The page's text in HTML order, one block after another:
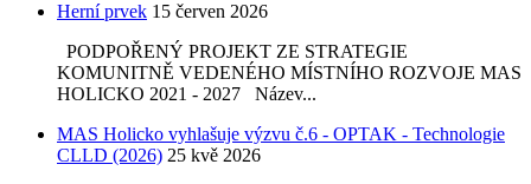
Herní prvek 15 červen 2026
PODPOŘENÝ PROJEKT ZE STRATEGIE
KOMUNITNĚ VEDENÉHO MÍSTNÍHO ROZVOJE MAS
HOLICKO 2021 - 2027 Název...
MAS Holicko vyhlašuje výzvu č.6 - OPTAK - Technologie
CLLD (2026) 25 kvě 2026